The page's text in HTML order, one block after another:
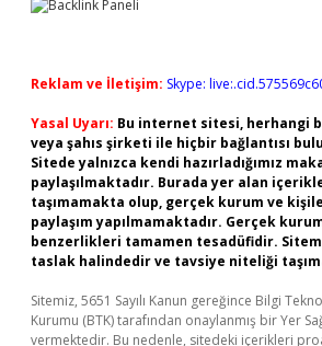
Reklam ve İletişim: Skype:
Yasal Uyarı: Bu internet sitesi, herhangi
veya şahıs şirketi ile hiçbir bağlantısı
Sitede yalnızca kendi hazırladığımız
paylaşılmaktadır. Burada yer alan
taşımamakta olup, gerçek kurum ve
paylaşım yapılmamaktadır. Gerçek
benzerlikleri tamamen tesadüfidir.
taslak halindedir ve tavsiye niteliği
Sitemiz, 5651 Sayılı Kanun gereğince Bilgi
Kurumu (BTK) tarafından onaylanmış bir Yer
vermektedir. Bu nedenle, sitedeki içerikleri